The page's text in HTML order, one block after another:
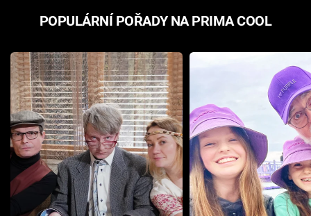
POPULÁRNÍ POŘADY NA PRIMA COOL